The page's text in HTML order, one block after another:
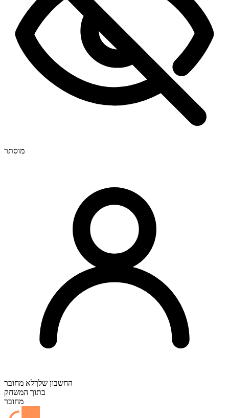
מוסתר
החשבון שלךלא מחובר
בתוך המשחק
מחובר